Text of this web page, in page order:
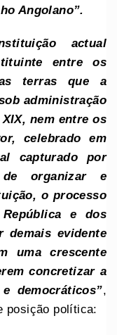
Angolano”.
actual
entre os
terras que a
administração
nem entre os
celebrado em
capturado por
de organizar e
o processo
e dos
demais evidente
uma crescente
concretizar a
democráticos”,
posição política: